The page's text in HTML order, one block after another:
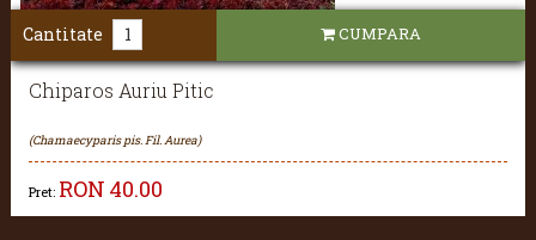
Chiparos Auriu Pitic
(Chamaecyparis pis. Fil. Aurea)
Pret: RON 40.00
Cantitate CUMPARA